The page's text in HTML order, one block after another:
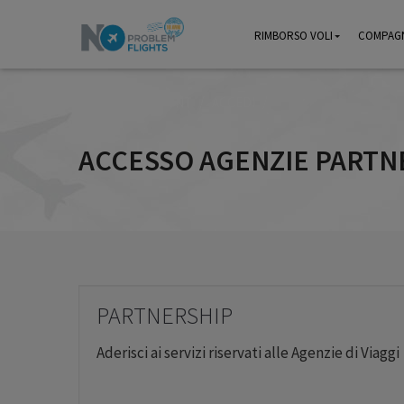
RIMBORSO VOLI
RIMBORSO VOLI
ACCESSO AGENZIE
PARTNERSHIP
Aderisci ai servizi riservati alle Agenzie di Viaggi